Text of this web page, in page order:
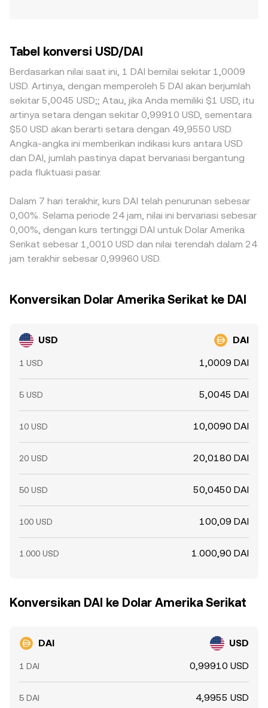
Tabel konversi USD/DAI
Berdasarkan nilai saat ini, 1 DAI bernilai sekitar 1,0009
USD. Artinya, dengan memperoleh 5 DAI akan berjumlah
sekitar 5,0045 USD;; Atau, jika Anda memiliki $1 USD, itu
artinya setara dengan sekitar 0,99910 USD, sementara
$50 USD akan berarti setara dengan 49,9550 USD.
Angka-angka ini memberikan indikasi kurs antara USD
dan DAI, jumlah pastinya dapat bervariasi bergantung
pada fluktuasi pasar.
Dalam 7 hari terakhir, kurs DAI telah penurunan sebesar
0,00%. Selama periode 24 jam, nilai ini bervariasi sebesar
0,00%, dengan kurs tertinggi DAI untuk Dolar Amerika
Serikat sebesar 1,0010 USD dan nilai terendah dalam 24
jam terakhir sebesar 0,99960 USD.
Konversikan Dolar Amerika Serikat ke DAI
USD DAI
1 USD 1,0009 DAI
5 USD 5,0045 DAI
10 USD 10,0090 DAI
20 USD 20,0180 DAI
50 USD 50,0450 DAI
100 USD 100,09 DAI
1.000 USD 1.000,90 DAI
Konversikan DAI ke Dolar Amerika Serikat
DAI USD
1 DAI 0,99910 USD
5 DAI 4,9955 USD